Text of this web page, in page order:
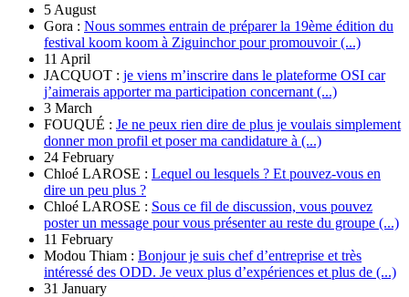
5 August
Gora : Nous sommes entrain de préparer la 19ème édition du
festival koom koom à Ziguinchor pour promouvoir (...)
11 April
JACQUOT : je viens m’inscrire dans le plateforme OSI car
j’aimerais apporter ma participation concernant (...)
3 March
FOUQUÉ : Je ne peux rien dire de plus je voulais simplement
donner mon profil et poser ma candidature à (...)
24 February
Chloé LAROSE : Lequel ou lesquels ? Et pouvez-vous en
dire un peu plus ?
Chloé LAROSE : Sous ce fil de discussion, vous pouvez
poster un message pour vous présenter au reste du groupe (...)
11 February
Modou Thiam : Bonjour je suis chef d’entreprise et très
intéressé des ODD. Je veux plus d’expériences et plus de (...)
31 January